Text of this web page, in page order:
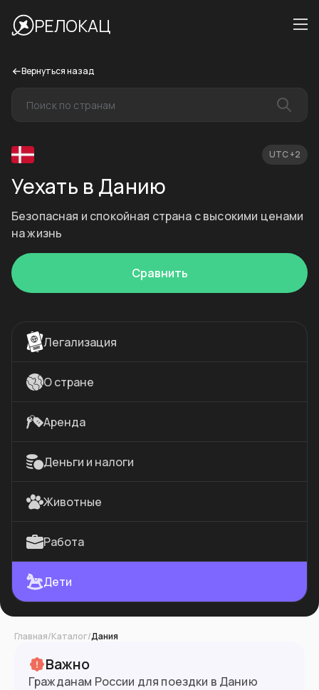
РЕЛОКАЦ
Вернуться назад
UTC +2
Уехать в Данию
Безопасная и спокойная страна с высокими ценами
на жизнь
Сравнить
Легализация
О стране
Аренда
Деньги и налоги
Животные
Работа
Дети
Главная/Каталог/Дания
Важно
Гражданам России для поездки в Данию